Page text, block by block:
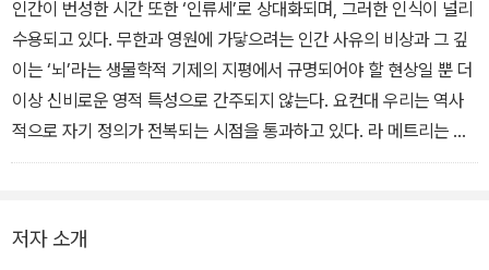
간과 그 영혼의 숭고함과 아름다움을 손상하지는 않는다고 본다. 오
히려 가장 직접적이고 명료한 대상 그리고 그에 관한 진리와 양립할
수 없는 신앙은 라 메트리가 보기에 진정한 신앙이 아니었다.
_“05 인간-기계” 중에서
인간이 번성한 시간 또한 ‘인류세’로 상대화되며, 그러한 인식이 널리
수용되고 있다. 무한과 영원에 가닿으려는 인간 사유의 비상과 그 깊
이는 ‘뇌’라는 생물학적 기제의 지평에서 규명되어야 할 현상일 뿐 더
이상 신비로운 영적 특성으로 간주되지 않는다. 요컨대 우리는 역사
적으로 자기 정의가 전복되는 시점을 통과하고 있다. 라 메트리는 거
의 3세기 전에 이러한 전복을 시도한 이다. 라 메트리의 파격적인 입
투명하다.
저자 소개